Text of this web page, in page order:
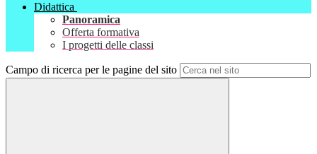
Didattica
Panoramica
Offerta formativa
I progetti delle classi
Campo di ricerca per le pagine del sito